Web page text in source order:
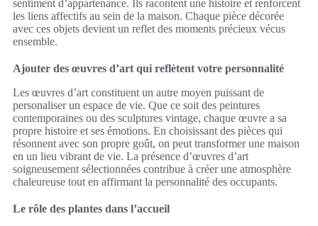
sentiment d’appartenance. Ils racontent une histoire et renforcent
les liens affectifs au sein de la maison. Chaque pièce décorée
avec ces objets devient un reflet des moments précieux vécus
ensemble.
Ajouter des œuvres d’art qui reflètent votre personnalité
Les œuvres d’art constituent un autre moyen puissant de
personaliser un espace de vie. Que ce soit des peintures
contemporaines ou des sculptures vintage, chaque œuvre a sa
propre histoire et ses émotions. En choisissant des pièces qui
résonnent avec son propre goût, on peut transformer une maison
en un lieu vibrant de vie. La présence d’œuvres d’art
soigneusement sélectionnées contribue à créer une atmosphère
chaleureuse tout en affirmant la personnalité des occupants.
Le rôle des plantes dans l’accueil